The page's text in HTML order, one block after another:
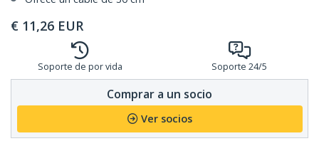
€ 11,26 EUR
Soporte de por vida Soporte 24/5
Comprar a un socio
Ver socios